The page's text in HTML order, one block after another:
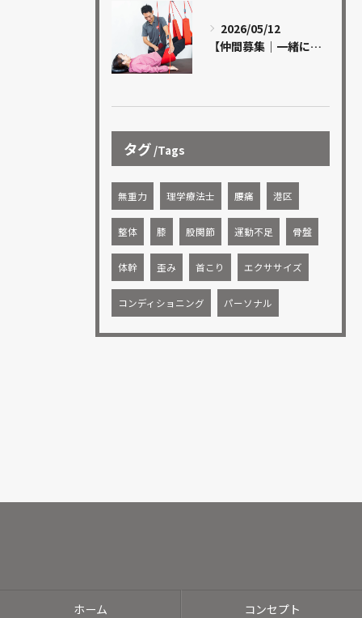
2026/05/12
【仲間募集｜一緒に成長できる方を探しています】
タグ Tags
無重力 理学療法士 腰痛 港区
整体 膝 股関節 運動不足 骨盤
体幹 歪み 首こり エクササイズ
コンディショニング パーソナル
ホーム コンセプト